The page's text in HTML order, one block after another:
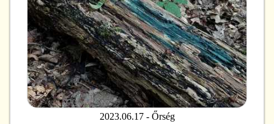
2023.06.17 - Őrség